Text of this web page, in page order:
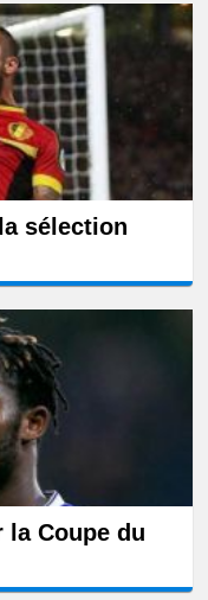
sélection
Coupe du